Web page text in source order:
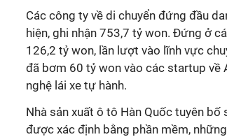
Các công ty về di chuyển đứng đầu
hiện, ghi nhận 753,7 tỷ won. Đứng ở
126,2 tỷ won, lần lượt vào lĩnh vực
đã bơm 60 tỷ won vào các startup về
nghệ lái xe tự hành.
Nhà sản xuất ô tô Hàn Quốc tuyên
được xác định bằng phần mềm,